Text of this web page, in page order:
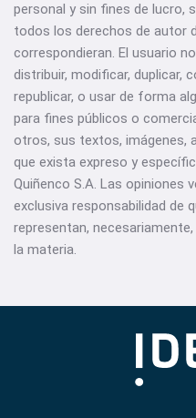
personal y sin fines de lucro,
todos los derechos de autor
correspondieran. El usuario
distribuir, modificar, duplicar,
republicar, o usar de forma
para fines públicos o
otros, sus textos, imágenes,
que exista expreso y
Quiñenco S.A. Las opiniones
exclusiva responsabilidad de
representan,
la materia.